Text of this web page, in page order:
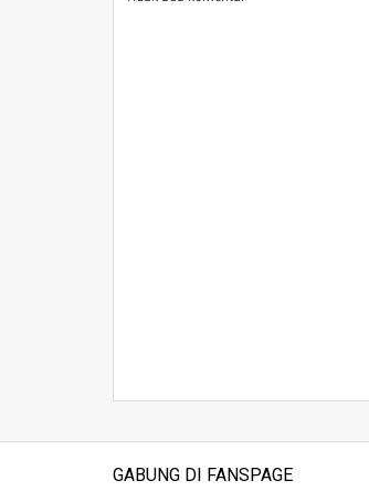
GABUNG DI FANSPAGE